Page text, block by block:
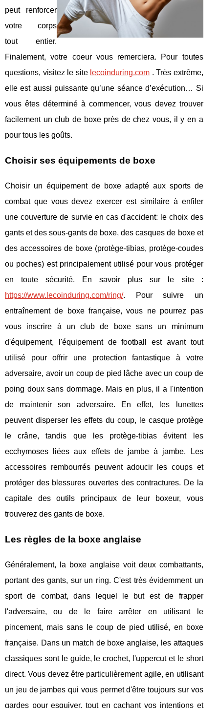
peut renforcer
votre corps
tout entier.
Finalement, votre coeur vous remerciera. Pour toutes
questions, visitez le site lecoinduring.com . Très extrême,
elle est aussi puissante qu’une séance d’exécution… Si
vous êtes déterminé à commencer, vous devez trouver
facilement un club de boxe près de chez vous, il y en a
pour tous les goûts.
Choisir ses équipements de boxe
Choisir un équipement de boxe adapté aux sports de
combat que vous devez exercer est similaire à enfiler
une couverture de survie en cas d'accident: le choix des
gants et des sous-gants de boxe, des casques de boxe et
des accessoires de boxe (protège-tibias, protège-coudes
ou poches) est principalement utilisé pour vous protéger
en toute sécurité. En savoir plus sur le site :
https://www.lecoinduring.com/ring/. Pour suivre un
entraînement de boxe française, vous ne pourrez pas
vous inscrire à un club de boxe sans un minimum
d'équipement, l'équipement de football est avant tout
utilisé pour offrir une protection fantastique à votre
adversaire, avoir un coup de pied lâche avec un coup de
poing doux sans dommage. Mais en plus, il a l'intention
de maintenir son adversaire. En effet, les lunettes
peuvent disperser les effets du coup, le casque protège
le crâne, tandis que les protège-tibias évitent les
ecchymoses liées aux effets de jambe à jambe. Les
accessoires rembourrés peuvent adoucir les coups et
protéger des blessures ouvertes des contractures. De la
capitale des outils principaux de leur boxeur, vous
trouverez des gants de boxe.
Les règles de la boxe anglaise
Généralement, la boxe anglaise voit deux combattants,
portant des gants, sur un ring. C'est très évidemment un
sport de combat, dans lequel le but est de frapper
l'adversaire, ou de le faire arrêter en utilisant le
pincement, mais sans le coup de pied utilisé, en boxe
française. Dans un match de boxe anglaise, les attaques
classiques sont le guide, le crochet, l'uppercut et le short
direct. Vous devez être particulièrement agile, en utilisant
un jeu de jambes qui vous permet d'être toujours sur vos
gardes pour esquiver, tout en cachant vos intentions et